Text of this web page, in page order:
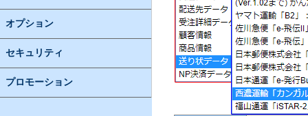
オプション
セキュリティ
プロモーション